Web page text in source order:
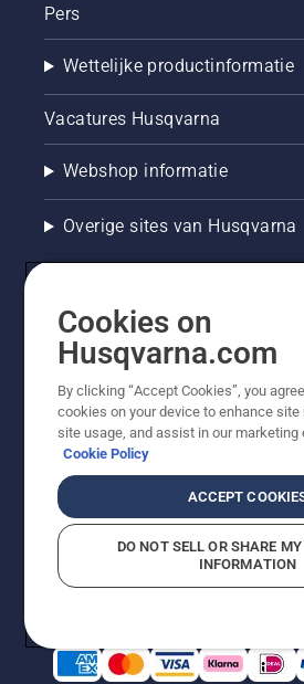
Pers
Wettelijke productinformatie
Vacatures Husqvarna
Webshop informatie
Overige sites van Husqvarna
© Husqvarna AB (publ). Alle
getoonde prijzen zijn
vermelde prijzen zijn
tenzij het product beschikbaar is
CookiebeleidGebruiksvoorwaarden
BedrijfsgegevensReport
Cookies on
Husqvarna.com
By clicking “Accept Cookies”, you
cookies on your device to enhance site
site usage, and assist in our
Cookie Policy
ACCEPT
DO NOT SELL OR SHARE
INFORMATION